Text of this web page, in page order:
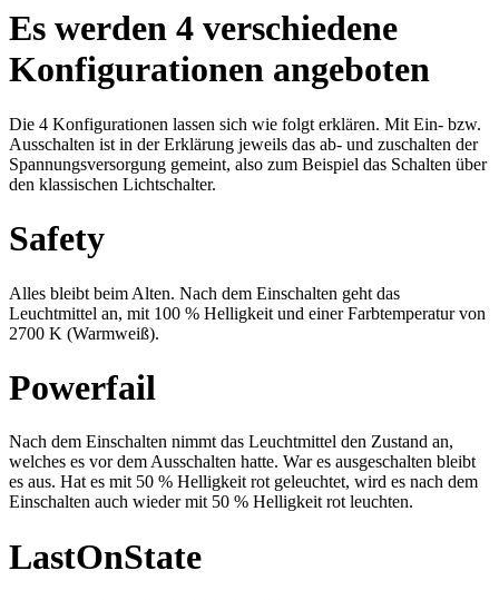
Es werden 4 verschiedene
Konfigurationen angeboten
Die 4 Konfigurationen lassen sich wie folgt erklären. Mit Ein- bzw.
Ausschalten ist in der Erklärung jeweils das ab- und zuschalten der
Spannungsversorgung gemeint, also zum Beispiel das Schalten über
den klassischen Lichtschalter.
Safety
Alles bleibt beim Alten. Nach dem Einschalten geht das
Leuchtmittel an, mit 100 % Helligkeit und einer Farbtemperatur von
2700 K (Warmweiß).
Powerfail
Nach dem Einschalten nimmt das Leuchtmittel den Zustand an,
welches es vor dem Ausschalten hatte. War es ausgeschalten bleibt
es aus. Hat es mit 50 % Helligkeit rot geleuchtet, wird es nach dem
Einschalten auch wieder mit 50 % Helligkeit rot leuchten.
LastOnState